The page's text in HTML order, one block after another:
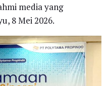
media yang
8 Mei 2026.